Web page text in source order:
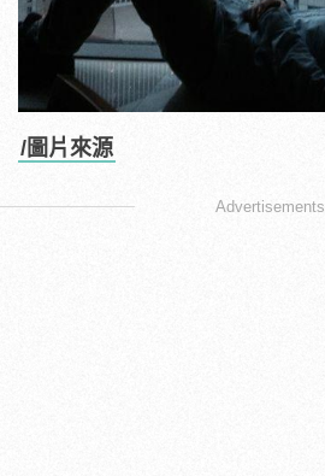
/圖片來源
Advertisements